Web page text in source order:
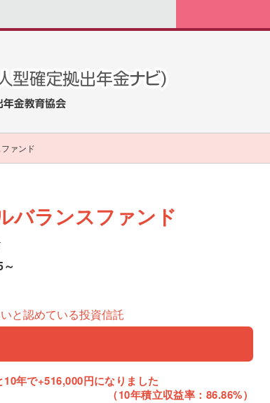
ァンド
バランスファンド
と認めている投資信託
年で+516,000円になりました
（10年積立収益率：86.86%）